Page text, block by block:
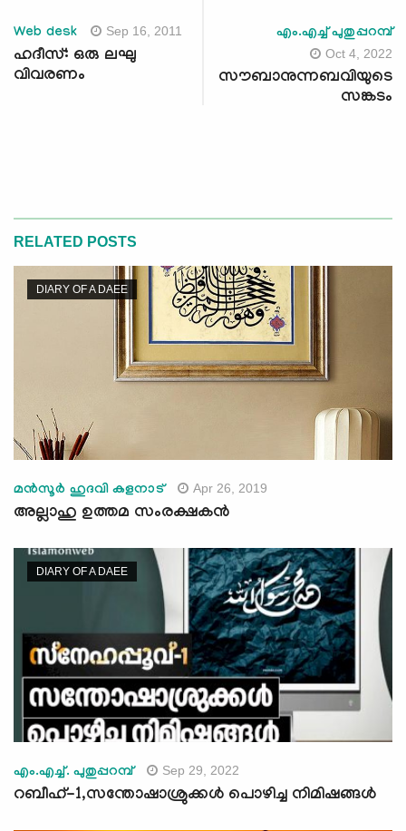
Web desk Sep 16, 2011
ഹദീസ്: ഒരു ലഘു
വിവരണം
എം.എച്ച് പുതുപ്പറമ്പ്
Oct 4, 2022
സൗബാനുന്നബവിയുടെ
സങ്കടം
RELATED POSTS
DIARY OF A DAEE
മൻസൂർ ഹുദവി കളനാട് Apr 26, 2019
അല്ലാഹു ഉത്തമ സംരക്ഷകൻ
DIARY OF A DAEE
എം.എച്ച്. പുതുപ്പറമ്പ് Sep 29, 2022
റബീഹ്-1,സന്തോഷാശ്രുക്കള്‍ പൊഴിച്ച നിമിഷങ്ങള്‍